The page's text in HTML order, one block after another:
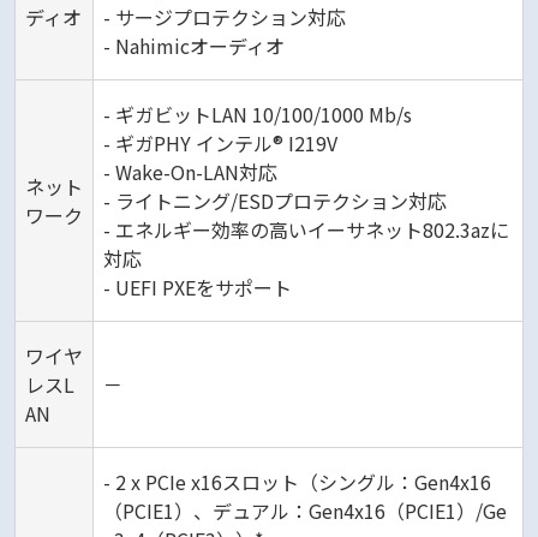
ディオ
- サージプロテクション対応
- Nahimicオーディオ
ネット
ワーク
- ギガビットLAN 10/100/1000 Mb/s
- ギガPHY インテル® I219V
- Wake-On-LAN対応
- ライトニング/ESDプロテクション対応
- エネルギー効率の高いイーサネット802.3azに
対応
- UEFI PXEをサポート
ワイヤ
レスL
AN
－
- 2 x PCIe x16スロット（シングル：Gen4x16
（PCIE1）、デュアル：Gen4x16（PCIE1）/Ge